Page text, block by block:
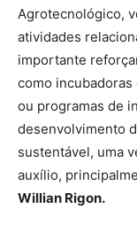
Agrotecnológico,
atividades
importante
como
ou programas de
desenvolvimento
sustentável, uma
auxílio,
Willian Rigon.